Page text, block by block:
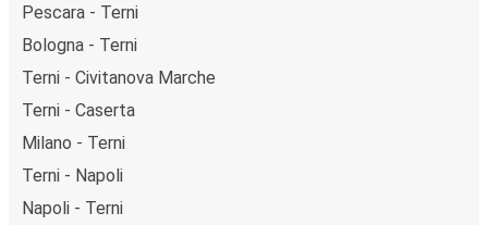
Pescara - Terni
Bologna - Terni
Terni - Civitanova Marche
Terni - Caserta
Milano - Terni
Terni - Napoli
Napoli - Terni